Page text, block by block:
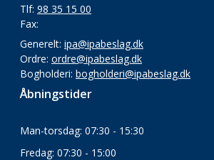
Tlf: 98 35 15 00
Fax:
Generelt: ipa@ipabeslag.dk
Ordre: ordre@ipabeslag.dk
Bogholderi: bogholderi@ipabeslag.dk
Åbningstider
Man-torsdag: 07:30 - 15:30
Fredag: 07:30 - 15:00